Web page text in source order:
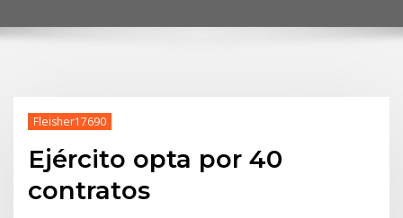
Fleisher17690
Ejército opta por 40
contratos